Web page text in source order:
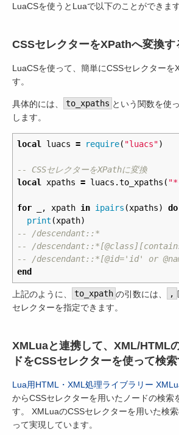
LuaCSを使うとLuaで以下のことができます
CSSセレクターをXPathへ変換す
LuaCSを使って、簡単にCSSセレクターを
す。
具体的には、 to_xpaths という関数を使
します。
local luacs = require( "luacs")
-- CSSセレクターをXPathに変換
local
xpaths = luacs .to_xpaths (
for , xpath in ipairs (xpaths)
do
print (xpath)
-- /descendant::*
-- /
-- /descendant::*[@id='id' or
end
上記のように、 to_xpath の引数には、 ,
セレクターを指定できます。
XMLuaと連携して、XML/HTML
ドをCSSセレクターを使って検索
Lua用HTML・XML処理ライブラリー
からCSSセレクターを用いたノードの検索
す。 XMLuaのCSSセレクターを用いた検
って実現しています。